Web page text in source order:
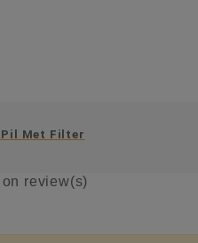
Met Filter
review(s)